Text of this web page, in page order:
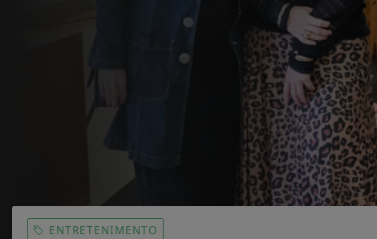
ENTRETENIMENTO